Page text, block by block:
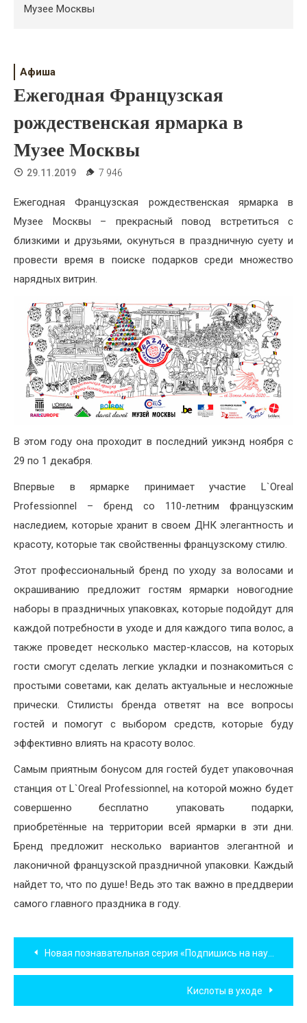
Психология
Дом
Жизнь
Хобби
Недвижимость
Музее Москвы
Афиша
Ежегодная Французская
рождественская ярмарка в
Музее Москвы
29.11.2019 7 946
Ежегодная Французская рождественская ярмарка в
Музее Москвы – прекрасный повод встретиться с
близкими и друзьями, окунуться в праздничную суету и
провести время в поиске подарков среди множество
нарядных витрин.
В этом году она проходит в последний уикэнд ноября с
29 по 1 декабря.
Впервые в ярмарке принимает участие L`Oreal
Professionnel – бренд со 110-летним французским
наследием, которые хранит в своем ДНК элегантность и
красоту, которые так свойственны французскому стилю.
Этот профессиональный бренд по уходу за волосами и
окрашиванию предложит гостям ярмарки новогодние
наборы в праздничных упаковках, которые подойдут для
каждой потребности в уходе и для каждого типа волос, а
также проведет несколько мастер-классов, на которых
гости смогут сделать легкие укладки и познакомиться с
простыми советами, как делать актуальные и несложные
прически. Стилисты бренда ответят на все вопросы
гостей и помогут с выбором средств, которые буду
эффективно влиять на красоту волос.
Самым приятным бонусом для гостей будет упаковочная
станция от L`Oreal Professionnel, на которой можно будет
совершенно бесплатно упаковать подарки,
приобретённые на территории всей ярмарки в эти дни.
Бренд предложит несколько вариантов элегантной и
лаконичной французской праздничной упаковки. Каждый
найдет то, что по душе! Ведь это так важно в преддверии
самого главного праздника в году.
Навигация
по
записям
Новая познавательная серия «Подпишись на науку»
Кислоты в уходе